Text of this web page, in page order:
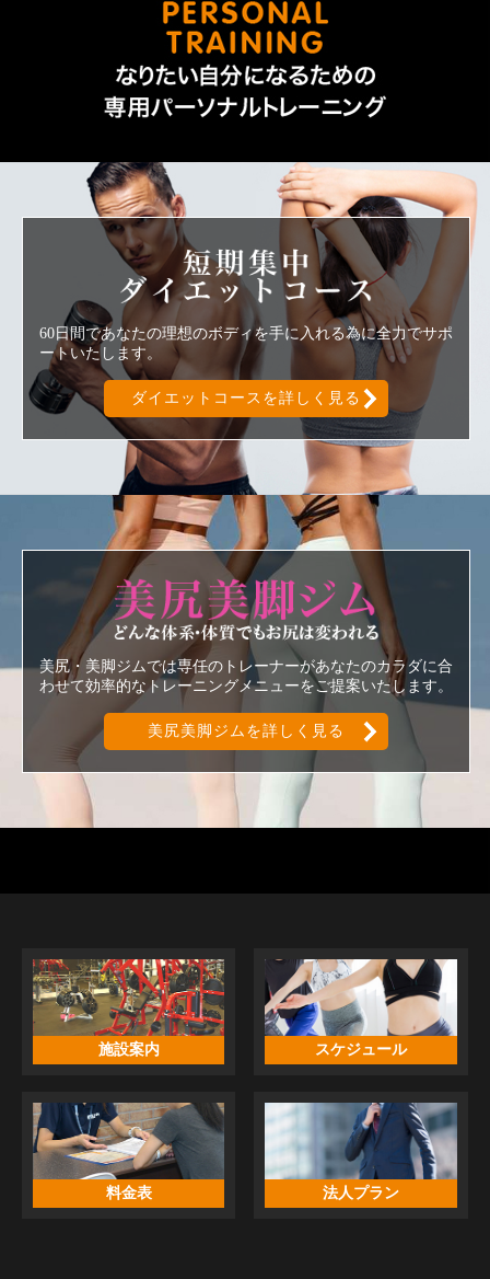
短期集中ダ
60日間であなたの理想のボディを手に入れる為に全力でサポ
ートいたします。
ダイエットコースを詳しく見る
美尻美脚ジ
美尻・美脚ジムでは専任のトレーナーがあなたのカラダに合
わせて効率的なトレーニングメニューをご提案いたします。
美尻美脚ジムを詳しく見る
施設案内 スケジュール
料金表 法人プラン